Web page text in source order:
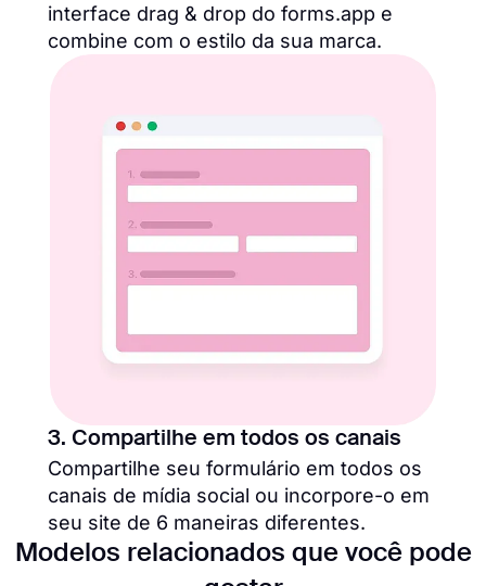
interface drag & drop do forms.app e
combine com o estilo da sua marca.
3. Compartilhe em todos os canais
Compartilhe seu formulário em todos os
canais de mídia social ou incorpore-o em
seu site de 6 maneiras diferentes.
Modelos relacionados que você pode